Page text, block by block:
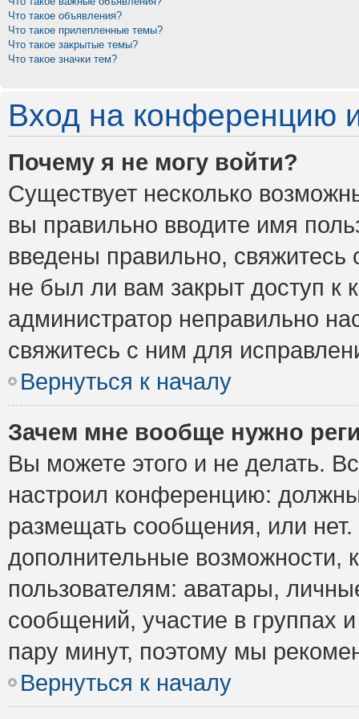
Что такое объявления?
Что такое прилепленные темы?
Что такое закрытые темы?
Что такое значки тем?
Вход на конференцию
Почему я не могу войти?
Существует несколько
вы правильно вводите имя
введены правильно,
не был ли вам закрыт доступ к
администратор неправильно
свяжитесь с ним для
Вернуться к началу
Зачем мне вообще нужно
Вы можете этого и не делать.
настроил конференцию:
размещать сообщения, или
дополнительные возможности,
пользователям: аватары,
сообщений, участие в группах
пару минут, поэтому мы
Вернуться к началу